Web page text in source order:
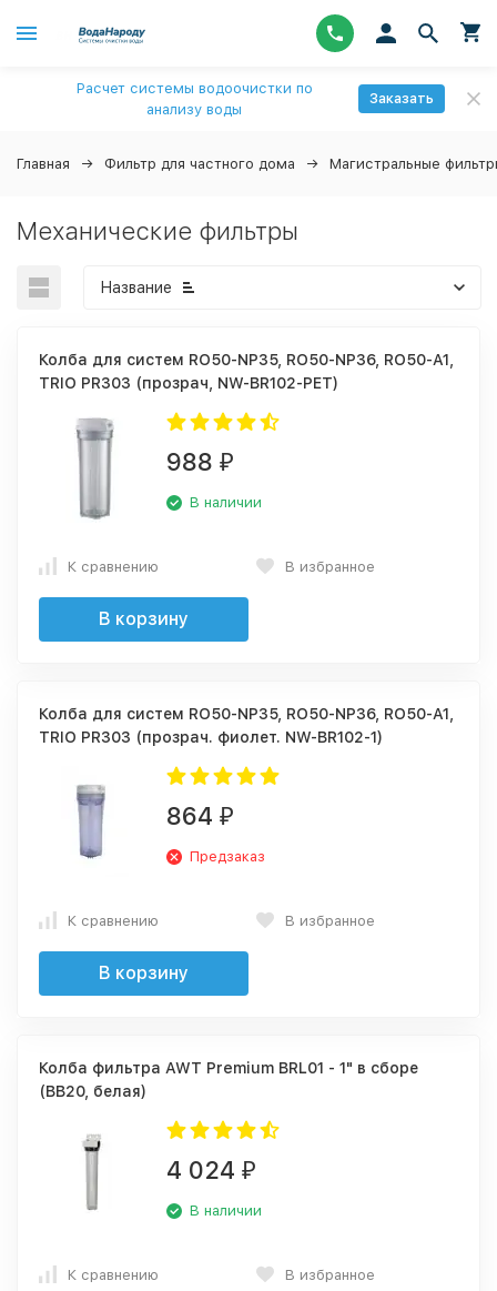
Расчет системы водоочистки по
анализу воды
Заказать
Главная Фильтр для частного дома Магистральные
Механические фильтры
Название
Колба для систем RO50-NP35, RO50-NP36, RO50-A1,
TRIO PR303 (прозрач, NW-BR102-PET)
988 ₽
В наличии
К сравнению В избранное
В корзину
Колба для систем RO50-NP35, RO50-NP36, RO50-A1,
TRIO PR303 (прозрач. фиолет. NW-BR102-1)
864 ₽
Предзаказ
К сравнению В избранное
В корзину
Колба фильтра AWT Premium BRL01 - 1" в сборе
(BB20, белая)
4 024 ₽
В наличии
К сравнению В избранное